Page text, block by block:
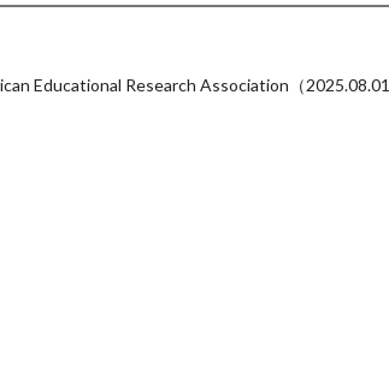
Educational Research Association（